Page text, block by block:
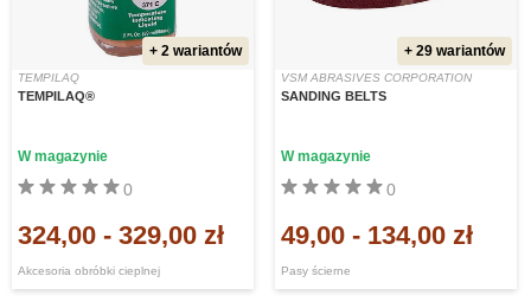
+ 2 wariantów
TEMPILAQ
TEMPILAQ®
Akcesoria obróbki cieplnej
0
W magazynie
324,00 - 329,00 zł
+ 29 wariantów
VSM ABRASIVES CORPORATION
SANDING BELTS
Pasy ścierne
0
W magazynie
49,00 - 134,00 zł